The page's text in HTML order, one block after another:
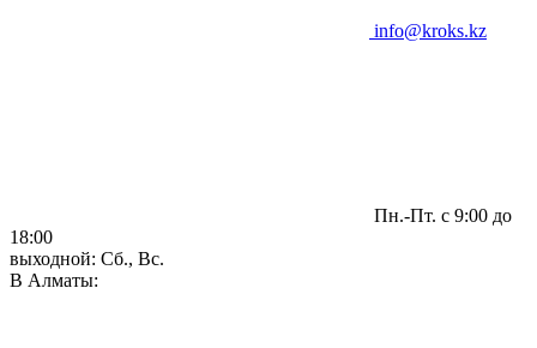
info@kroks.kz
Пн.-Пт. с 9:00 до
18:00
выходной: Сб., Вс.
В Алматы: